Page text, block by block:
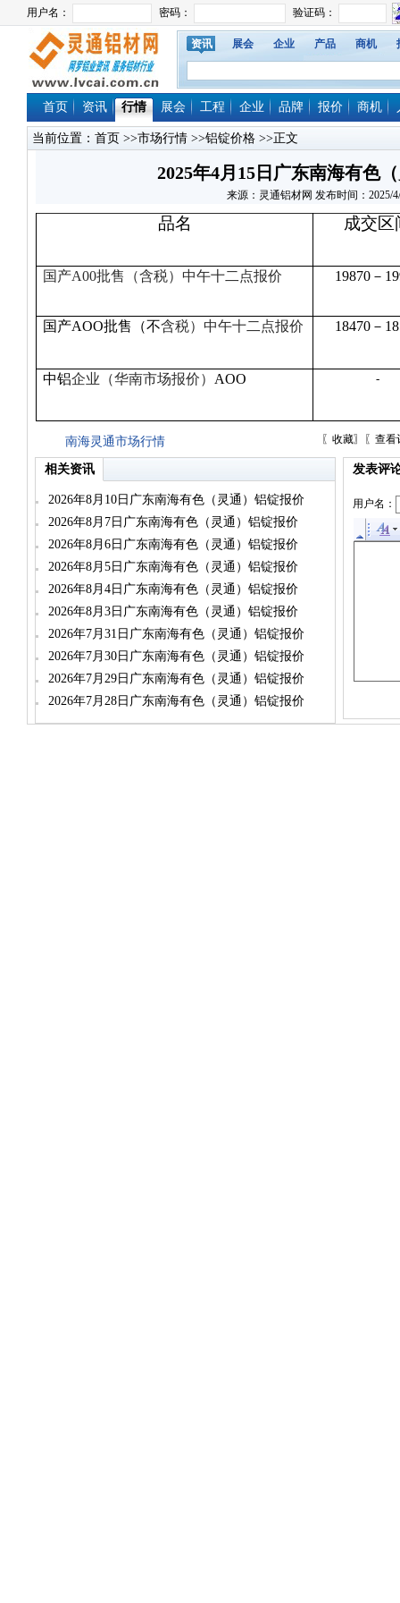
资讯 展会 企业 产品 商机
首页 资讯 行情 展会 工程 企业 品牌 报价 商机
当前位置： 首页 >>市场行情 >>铝锭价格 >>正文
2025年4月15日广东南海有色
来源：灵通铝材网 发布时间：2025/
品名 成交区
国产A00批售（含税）中午十二点报价 19870－
国产AOO批售（不含税）中午十二点报价 18470－
中铝企业（华南市场报价） AOO -
南海灵通市场行情 〖 收藏〗〖 查看
相关资讯
2026年8月10日广东南海有色（灵通）铝锭报价
2026年8月7日广东南海有色（灵通）铝锭报价
2026年8月6日广东南海有色（灵通）铝锭报价
2026年8月5日广东南海有色（灵通）铝锭报价
2026年8月4日广东南海有色（灵通）铝锭报价
2026年8月3日广东南海有色（灵通）铝锭报价
2026年7月31日广东南海有色（灵通）铝锭报价
2026年7月30日广东南海有色（灵通）铝锭报价
2026年7月29日广东南海有色（灵通）铝锭报价
2026年7月28日广东南海有色（灵通）铝锭报价
发表评
用户名：